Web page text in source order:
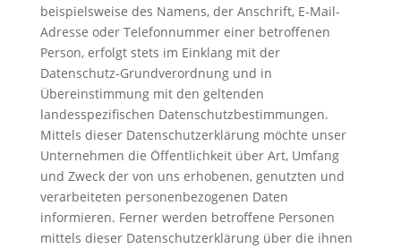
beispielsweise des Namens, der Anschrift, E‑Mail-
Adresse oder Telefonnummer einer betroffenen
Person, erfolgt stets im Einklang mit der
Datenschutz-Grundverordnung und in
Übereinstimmung mit den geltenden
landesspezifischen Datenschutzbestimmungen.
Mittels dieser Datenschutzerklärung möchte unser
Unternehmen die Öffentlichkeit über Art, Umfang
und Zweck der von uns erhobenen, genutzten und
verarbeiteten personenbezogenen Daten
informieren. Ferner werden betroffene Personen
mittels dieser Datenschutzerklärung über die ihnen